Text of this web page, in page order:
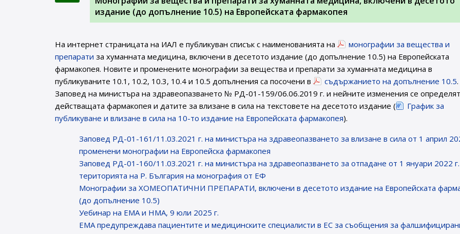
издание (до допълнение 10.5) на Европейската фармакопея
На интернет страницата на ИАЛ e публикуван списък с наименованията на
монографии за вещества и
препарати за хуманната медицина, включени в десетото издание (до допълнение 10.5) на Европейската
фармакопея. Новите и променените монографии за вещества и препарати за хуманната медицина в
публикуваните 10.1, 10.2, 10.3, 10.4 и 10.5 допълнения са посочени в
съдържанието на допълнение 10.5
Заповед на министъра на здравеопазването № РД-01-159/06.06.2019 г. и нейните изменения се определят
действащата фармакопея и датите за влизане в сила на текстовете на десетото издание (
График за
публикуване и влизане в сила на 10-то издание на Европейската фармакопея).
Заповед РД-01-161/11.03.2021 г. на министъра на здравеопазването за влизане в сила от 1 април
променени монографии на Европейска фармакопея
Заповед РД-01-160/11.03.2021 г. на министъра на здравеопазването за отпадане от 1 януари 2022
територията на Р. България на монография от ЕФ
Монографии за ХОМЕОПАТИЧНИ ПРЕПАРАТИ, включени в десетото издание на Европейската
(до допълнение 10.5)
Уебинар на ЕМА и НМА, 9 юли 2025 г.
EMA предупреждава пациентите и медицинските специалисти в ЕС за съобщения за